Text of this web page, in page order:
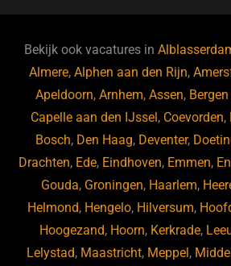
b
o
o
k
d
s
a
m
ky dI
n
Bekijk ook vacatures in
Almere,Alphen aan den Rijn,
Apeldoorn,Arnhem,Assen,
Capelle aan den IJssel, Coevorden,
Bosch, Den Haag, Deventer,
Drachten, Ede, Eindhoven, Emmen,
Gouda, Groningen, Haarlem,
Helmond, Hengelo, Hilversum,
Hoogezand, Hoorn, Kerkrade,
Lelystad, Maastricht, Meppel,